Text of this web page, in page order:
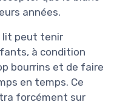
années.
lit peut tenir
à condition
bourrins et de faire
en temps. Ce
forcément sur